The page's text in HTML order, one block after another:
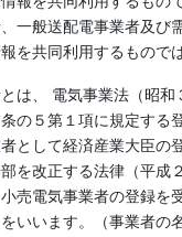
一般送配電事業者及び
を共同利用するもので
は、 電気事業法（昭和
の５第１項に規定する
として経済産業大臣の
部を改正する法律（平成
売電気事業者の登録を
いいます。（事業者の